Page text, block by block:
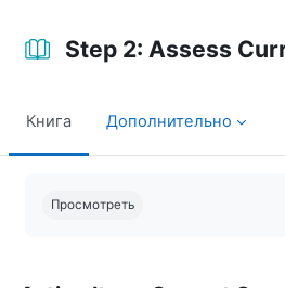
Step 2: Assess
Книга Дополнительно
Просмотреть